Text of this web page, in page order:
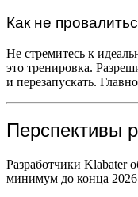
Как не
Не стремитесь к
это тренировка.
и перезапускать.
Перспективы
Разработчики Klabater
минимум до конца